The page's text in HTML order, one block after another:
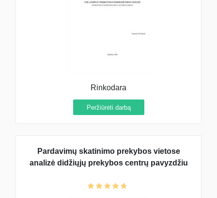
Rinkodara
Peržiūrėti darbą
Pardavimų skatinimo prekybos vietose
analizė didžiųjų prekybos centrų pavyzdžiu